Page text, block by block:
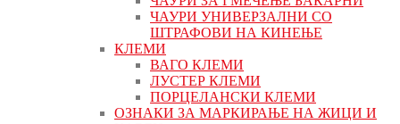
ЧАУРИ УНИВЕРЗАЛНИ СО
ШТРАФОВИ НА КИНЕЊЕ
КЛЕМИ
ВАГО КЛЕМИ
ЛУСТЕР КЛЕМИ
ПОРЦЕЛАНСКИ КЛЕМИ
ОЗНАКИ ЗА МАРКИРАЊЕ НА ЖИЦИ И